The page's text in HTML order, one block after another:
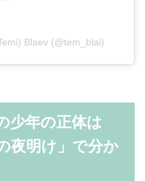
Blaev (@tem_blai)
少年の正体は
夜明け」で分か